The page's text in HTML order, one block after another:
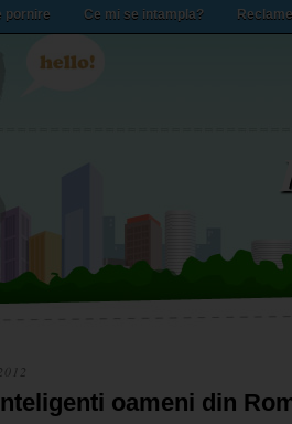
pornire Ce mi se intampla?
oameni din